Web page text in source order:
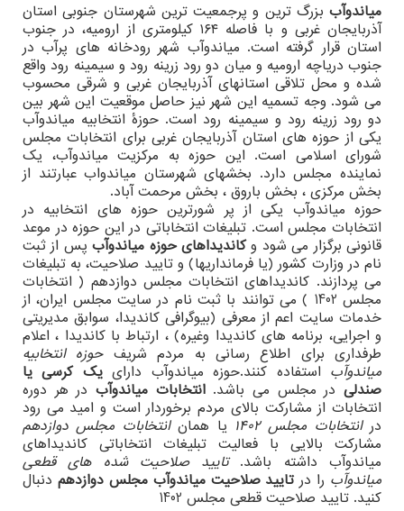
میاندوآب بزرگ ترین و پرجمعیت ترین شهرستان جنوبی استان
آذربایجان غربی و با فاصله ۱۶۴ کیلومتری از ارومیه، در جنوب
استان قرار گرفته است. میاندوآب شهر رودخانه های پرآب در
جنوب دریاچه ارومیه و میان دو رود زرینه رود و سیمینه رود واقع
شده و محل تلاقی استانهای آذربایجان غربی و شرقی محسوب
می شود. وجه تسمیه این شهر نیز حاصل موقعیت این شهر بین
دو رود زرینه رود و سیمینه رود است. حوزهٔ انتخابیه میاندوآب
یکی از حوزه های استان آذربایجان غربی برای انتخابات مجلس
شورای اسلامی است. این حوزه به مرکزیت میاندوآب، یک
نماینده مجلس دارد. بخشهای شهرستان میاندواب عبارتند از
بخش مرکزی ، بخش باروق ، بخش مرحمت آباد.
حوزه میاندوآب یکی از پر شورترین حوزه های انتخابیه در
انتخابات مجلس است. تبلیغات انتخاباتی در این حوزه در موعد
قانونی برگزار می شود وکاندیداهای حوزه میاندوآبپس از ثبت
نام در وزارت کشور (یا فرمانداریها) و تایید صلاحیت، به تبلیغات
می پردازند. کاندیداهای انتخابات مجلس دوازدهم ( انتخابات
مجلس 1402 ) می توانند با ثبت نام در سایت مجلس ایران، از
خدمات سایت اعم از معرفی (بیوگرافی کاندیدا، سوابق مدیریتی
و اجرایی، برنامه های کاندیدا وغیره) ، ارتباط با کاندیدا ، اعلام
طرفداری برای اطلاع رسانی به مردم شریفحوزه انتخابیه
میاندوآب استفاده کنند.حوزه میاندوآب داراییک کرسی یا
صندلیدر مجلس می باشد.انتخابات میاندوآب در هر دوره
انتخابات از مشارکت بالای مردم برخوردار است و امید می رود
درانتخابات مجلس 1402 یا همانانتخابات مجلس دوازدهم
مشارکت بالایی با فعالیت تبلیغات انتخاباتی کاندیداهای
میاندوآب داشته باشد.تایید صلاحیت شده های قطعی
میاندوآب را در تایید صلاحیت میاندوآب مجلس دوازدهم دنبال
کنید. تایید صلاحیت قطعی مجلس 1402